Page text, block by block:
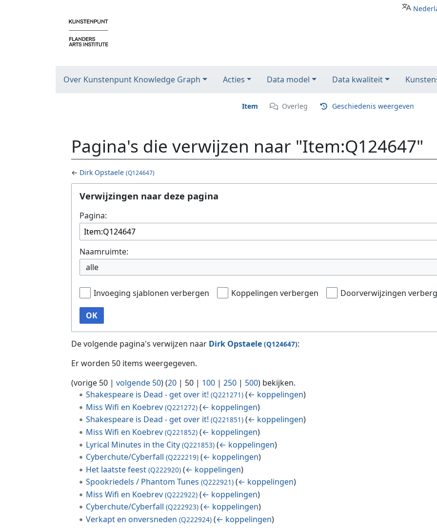
Over Kunstenpunt Knowledge Graph Acties Data model Data kwaliteit
Item Overleg Geschiedenis weergeven
Pagina's die verwijzen naar "Item:Q124647"
← Dirk Opstaele (Q124647)
Ga naar:navigatie,zoeken
Verwijzingen naar deze pagina
Pagina:
Naamruimte:
alle
Invoeging sjablonen verbergen Koppelingen verbergen Doorverwijzingen
OK
De volgende pagina's verwijzen naar Dirk Opstaele (Q124647):
Er worden 50 items weergegeven.
(vorige 50 | volgende 50) (20 | 50 | 100 | 250 | 500) bekijken.
Shakespeare is Dead - get over it! (Q221271) (← koppelingen)
Miss Wifi en Koebrev (Q221272) (← koppelingen)
Shakespeare is Dead - get over it! (Q221851) (← koppelingen)
Miss Wifi en Koebrev (Q221852) (← koppelingen)
Lyrical Minutes in the City (Q221853) (← koppelingen)
Cyberchute/Cyberfall (Q222219) (← koppelingen)
Het laatste feest (Q222920) (← koppelingen)
Spookriedels / Phantom Tunes (Q222921) (← koppelingen)
Miss Wifi en Koebrev (Q222922) (← koppelingen)
Cyberchute/Cyberfall (Q222923) (← koppelingen)
Verkapt en onversneden (Q222924) (← koppelingen)